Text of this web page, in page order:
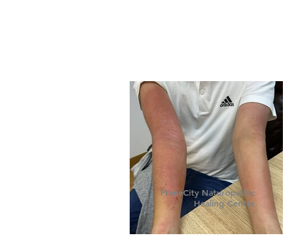
PrimeCity Naturopathic
Healing Center